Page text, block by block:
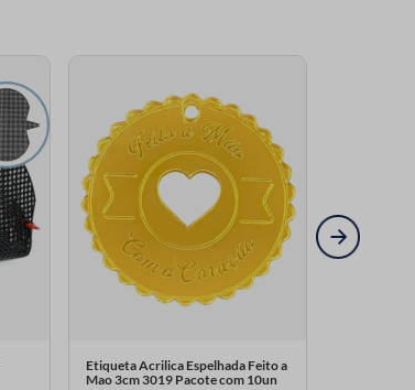
Etiqueta Acrilica Espelhada Feito a
Mao 3cm 3019 Pacote com 10un